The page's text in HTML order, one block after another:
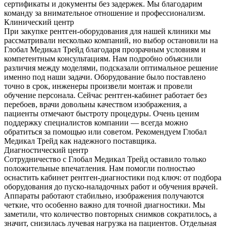
сертификаты и документы без задержек. Мы благодарим
команду за внимательное отношение и профессионализм.
Клинический центр
При закупке рентген-оборудования для нашей клиники мы
рассматривали несколько компаний, но выбор остановили на
Глобал Медикал Трейд благодаря прозрачным условиям и
компетентным консультациям. Нам подробно объяснили
различия между моделями, подсказали оптимальное решение
именно под наши задачи. Оборудование было поставлено
точно в срок, инженеры произвели монтаж и провели
обучение персонала. Сейчас рентген-кабинет работает без
перебоев, врачи довольны качеством изображения, а
пациенты отмечают быстроту процедуры. Очень ценим
поддержку специалистов компании — всегда можно
обратиться за помощью или советом. Рекомендуем Глобал
Медикал Трейд как надежного поставщика.
Диагностический центр
Сотрудничество с Глобал Медикал Трейд оставило только
положительные впечатления. Нам помогли полностью
оснастить кабинет рентген-диагностики под ключ: от подбора
оборудования до пуско-наладочных работ и обучения врачей.
Аппараты работают стабильно, изображения получаются
четкие, что особенно важно для точной диагностики. Мы
заметили, что количество повторных снимков сократилось, а
значит, снизилась лучевая нагрузка на пациентов. Отдельная